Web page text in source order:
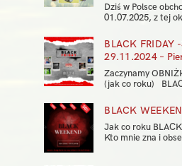
Dziś w Polsce
01.07.2025, z tej
BLACK FRIDAY
29.11.2024 –
Zaczynamy
(jak co roku)
BLACK
Jak co roku
Kto mnie zna i